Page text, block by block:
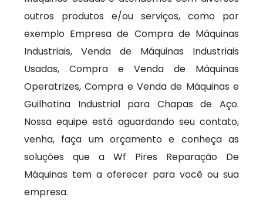
outros produtos e/ou serviços, como por
exemplo Empresa de Compra de Máquinas
Industriais, Venda de Máquinas Industriais
Usadas, Compra e Venda de Máquinas
Operatrizes, Compra e Venda de Máquinas e
Guilhotina Industrial para Chapas de Aço.
Nossa equipe está aguardando seu contato,
venha, faça um orçamento e conheça as
soluções que a Wf Pires Reparação De
Máquinas tem a oferecer para você ou sua
empresa.